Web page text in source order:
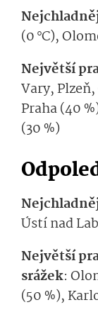
(0°C),
Největší
Vary,
Praha(40
(30 %)
Ústí nad
Největší
srážek:
(50 %),